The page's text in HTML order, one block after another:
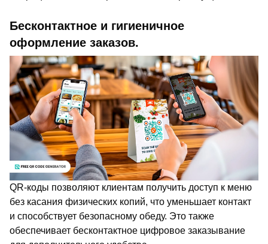
Бесконтактное и гигиеничное
оформление заказов.
QR-коды позволяют клиентам получить доступ к меню
без касания физических копий, что уменьшает контакт
и способствует безопасному обеду. Это также
обеспечивает бесконтактное цифровое заказывание